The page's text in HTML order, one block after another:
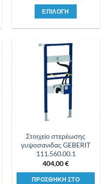
ΕΠΙΛΟΓΗ
προϊόν
έχει
πολλαπλές
παραλλαγές.
Οι
επιλεγούν
στη
σελίδα
του
προϊόντος
Προσθήκη
στη λίστα
επιθυμιών
Στοιχείο στερέωσης
γυψοσανιδας GEBERIT
111.560.00.1
404,00€
ΠΡΟΣΘΗΚΗ ΣΤΟ